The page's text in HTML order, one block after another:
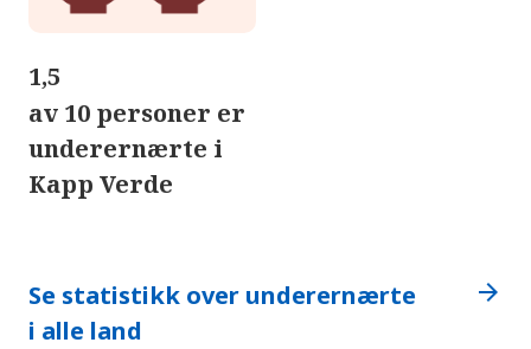
1,5
av 10 personer er
underernærte i
Kapp Verde
Se statistikk over underernærte
i alle land
arrow_forward